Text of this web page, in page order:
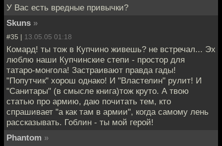
У Вас есть вредные привычки?
Skuns »
#35 | 13.05.05 01:18
Комард! ты тож в Купчино живешь? не встречал... Эх
люблю наши Купчинские степи - простор для
татаро-монгола! Застраивают правда гады!
"Попутчик" хорош однако! И "Властелин" рулит! И
"Санитары" (в смысле книга)тож круто. А твою
статью про армию, даю почитать тем, кто
спрашивает "а как там в армии", когда самому лень
рассказывать. Гоблин - ты мой герой!
Phantom »